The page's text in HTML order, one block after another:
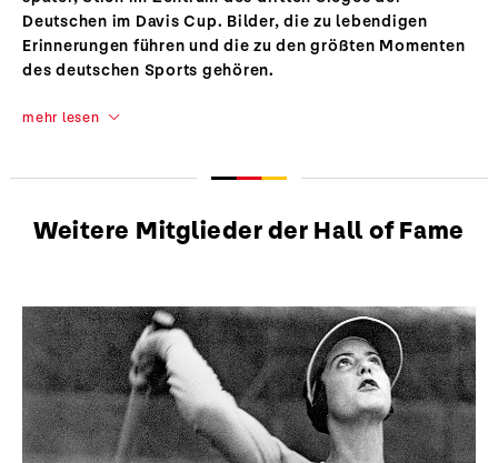
Deutschen im Davis Cup. Bilder, die zu lebendigen
Erinnerungen führen und die zu den größten Momenten
des deutschen Sports gehören.
mehr lesen
Weitere Mitglieder der Hall of Fame